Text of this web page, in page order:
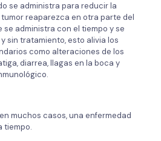
se administra para reducir la
reaparezca en otra parte del
administra con el tiempo y se
sin tratamiento, esto alivia los
como alteraciones de los
diarrea, llagas en la boca y
muchos casos, una enfermedad
tiempo.